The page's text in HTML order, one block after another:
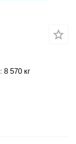
8 570 кг